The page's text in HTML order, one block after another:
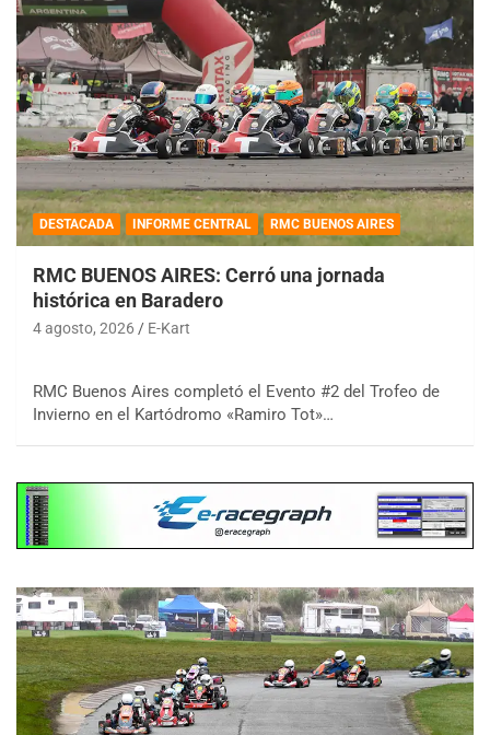
DESTACADA INFORME CENTRAL RMC BUENOS AIRES
RMC BUENOS AIRES: Cerró una jornada
histórica en Baradero
4 agosto, 2026 E-Kart
RMC Buenos Aires completó el Evento #2 del Trofeo de
Invierno en el Kartódromo «Ramiro Tot»…